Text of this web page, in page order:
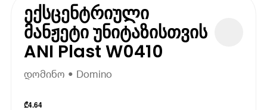
ექსცენტრიული
მანჟეტი უნიტაზისთვის
ANI Plast W0410
დომინო • Domino
₾4.64